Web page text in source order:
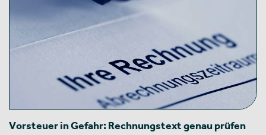
Vorsteuer in Gefahr: Rechnungstext genau prüfen